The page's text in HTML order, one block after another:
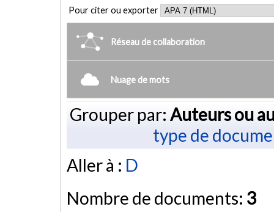
Pour citer ou exporter
Réseau de collaboration
Nuage de mots
Grouper par: Auteurs ou
type de
Aller à : D
Nombre de documents: 3